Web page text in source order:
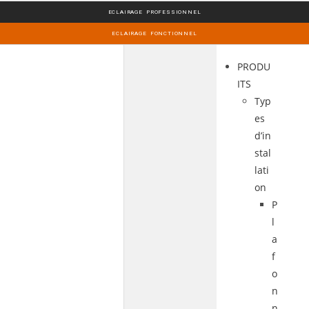
ECLAIRAGE PROFESSIONNEL
ECLAIRAGE FONCTIONNEL
PRODU
ITS
Typ
es
d’in
stal
lati
on
P
l
a
f
o
n